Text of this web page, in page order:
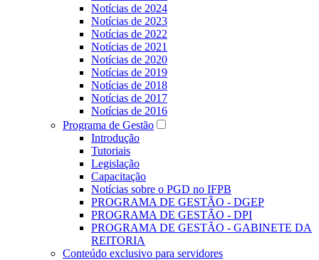
Notícias de 2024
Notícias de 2023
Notícias de 2022
Notícias de 2021
Notícias de 2020
Notícias de 2019
Notícias de 2018
Notícias de 2017
Notícias de 2016
Programa de Gestão
Introdução
Tutoriais
Legislação
Capacitação
Notícias sobre o PGD no IFPB
PROGRAMA DE GESTÃO - DGEP
PROGRAMA DE GESTÃO - DPI
PROGRAMA DE GESTÃO - GABINETE DA
REITORIA
Conteúdo exclusivo para servidores